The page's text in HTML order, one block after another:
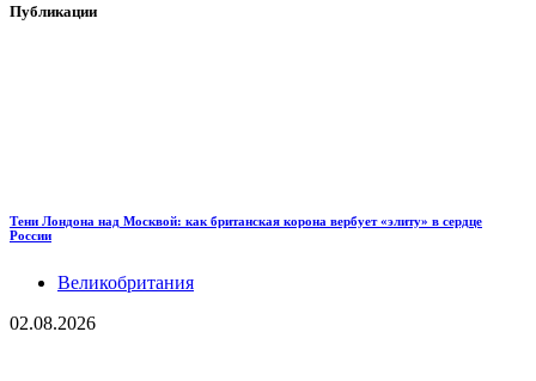
Публикации
Тени Лондона над Москвой: как британская корона вербует «элиту» в сердце
России
Великобритания
02.08.2026